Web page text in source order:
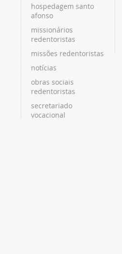
hospedagem santo
afonso
missionários
redentoristas
missões redentoristas
notícias
obras sociais
redentoristas
secretariado
vocacional